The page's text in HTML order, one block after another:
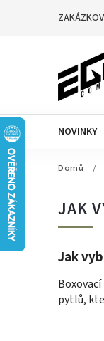
NOVINKY
Domů /
JAK
Jak
pytlů,